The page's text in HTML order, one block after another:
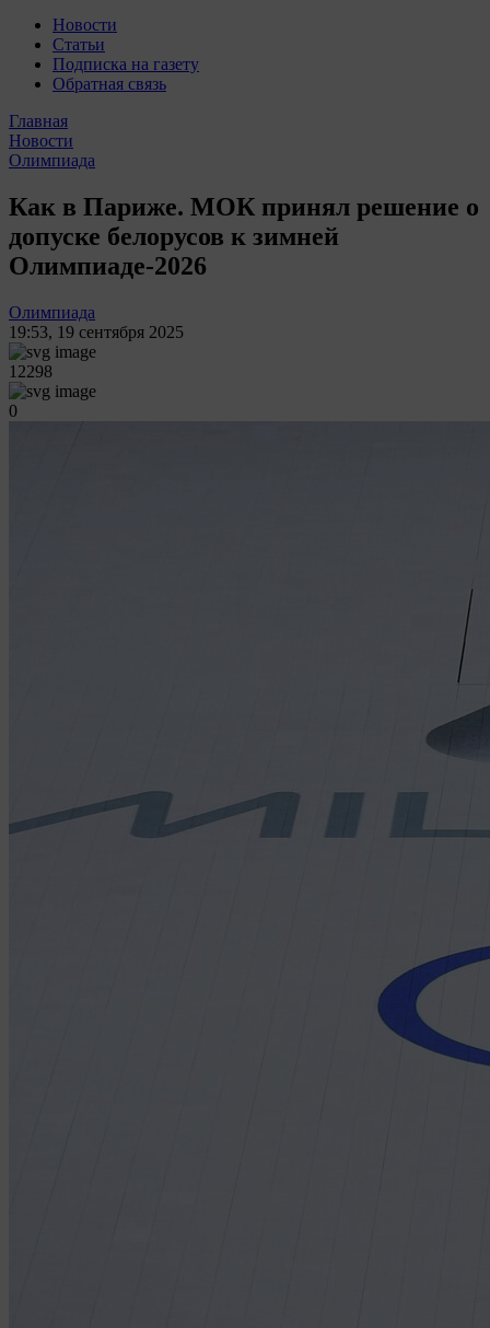
Новости
Статьи
Подписка на газету
Обратная связь
Главная
Новости
Олимпиада
Как в Париже. МОК принял решение о
допуске белорусов к зимней
Олимпиаде-2026
Олимпиада
19:53, 19 сентября 2025
12298
0